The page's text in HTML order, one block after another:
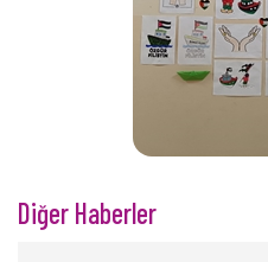
Diğer Haberler